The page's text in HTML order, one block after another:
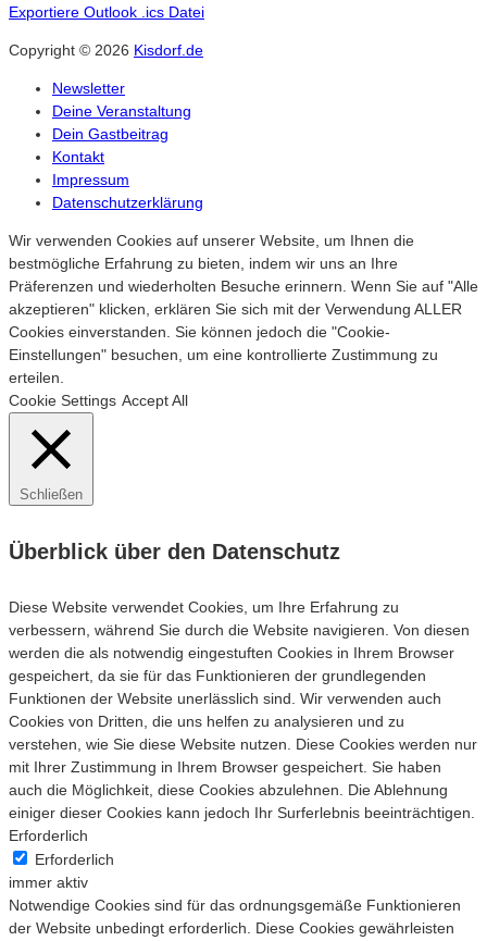
Exportiere Outlook .ics Datei
Copyright © 2026 Kisdorf.de
Newsletter
Deine Veranstaltung
Dein Gastbeitrag
Kontakt
Impressum
Datenschutzerklärung
Wir verwenden Cookies auf unserer Website, um Ihnen die
bestmögliche Erfahrung zu bieten, indem wir uns an Ihre
Präferenzen und wiederholten Besuche erinnern. Wenn Sie auf "Alle
akzeptieren" klicken, erklären Sie sich mit der Verwendung ALLER
Cookies einverstanden. Sie können jedoch die "Cookie-
Einstellungen" besuchen, um eine kontrollierte Zustimmung zu
erteilen.
Cookie Settings Accept All
Schließen
Überblick über den Datenschutz
Diese Website verwendet Cookies, um Ihre Erfahrung zu
verbessern, während Sie durch die Website navigieren. Von diesen
werden die als notwendig eingestuften Cookies in Ihrem Browser
gespeichert, da sie für das Funktionieren der grundlegenden
Funktionen der Website unerlässlich sind. Wir verwenden auch
Cookies von Dritten, die uns helfen zu analysieren und zu
verstehen, wie Sie diese Website nutzen. Diese Cookies werden nur
mit Ihrer Zustimmung in Ihrem Browser gespeichert. Sie haben
auch die Möglichkeit, diese Cookies abzulehnen. Die Ablehnung
einiger dieser Cookies kann jedoch Ihr Surferlebnis beeinträchtigen.
Erforderlich
Erforderlich
immer aktiv
Notwendige Cookies sind für das ordnungsgemäße Funktionieren
der Website unbedingt erforderlich. Diese Cookies gewährleisten